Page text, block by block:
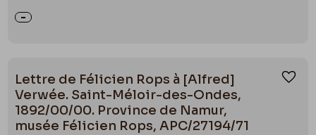
Lettre de Félicien Rops à [Alfred]
Verwée. Saint-Méloir-des-Ondes,
1892/00/00. Province de Namur,
musée Félicien Rops, APC/27194/71